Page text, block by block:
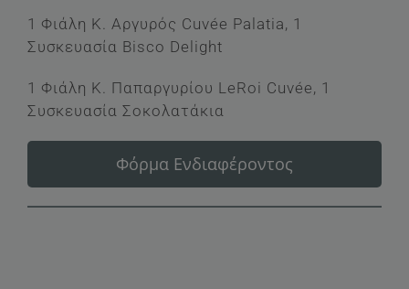
1 Φιάλη Κ. Αργυρός Cuvée Palatia, 1
Συσκευασία Bisco Delight
1 Φιάλη Κ. Παπαργυρίου LeRoi Cuvée, 1
Συσκευασία Σοκολατάκια
Φόρμα Ενδιαφέροντος